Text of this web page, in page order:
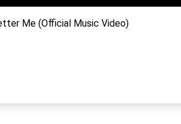
Me (Official Music Video)